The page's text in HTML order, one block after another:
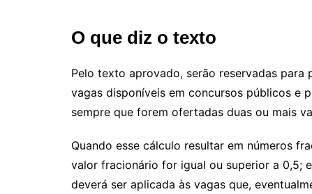
O que diz o texto
Pelo texto aprovado, serão reservadas
vagas disponíveis em concursos públicos e
sempre que forem ofertadas duas ou mais
Quando esse cálculo resultar em números
valor fracionário for igual ou superior a 0,5;
deverá ser aplicada às vagas que,